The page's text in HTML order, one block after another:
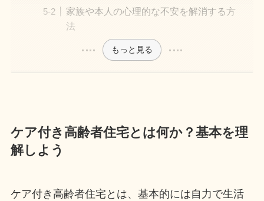
家族や本人の心理的な不安を解消する方
法
もっと見る
ケア付き高齢者住宅とは何か？基本を理
解しよう
ケア付き高齢者住宅とは、基本的には自力で生活